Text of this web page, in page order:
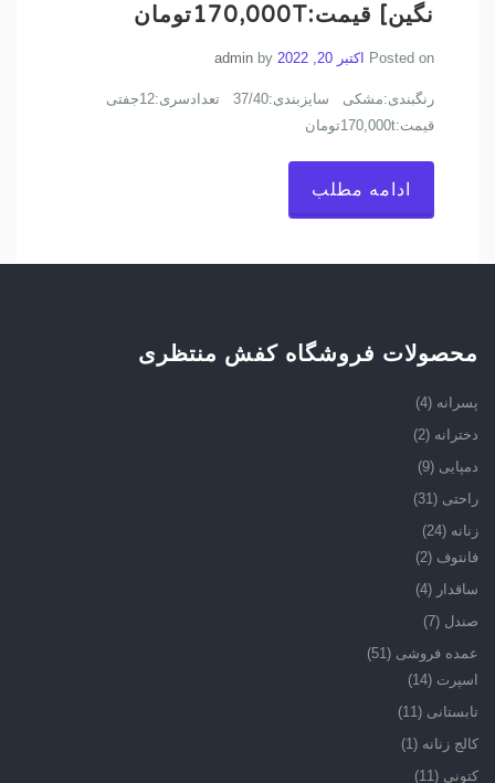
نگین] قیمت:170,000Tتومان
Posted on اکتبر 20, 2022 admin
رنگبندی:مشکی سایزبندی:37/40 تعدادسری:12جفتی
قیمت:170,000tتومان
ادامه مطلب
محصولات فروشگاه کفش منتظری
پسرانه (4)
دخترانه (2)
دمپایی (9)
راحتی (31)
زنانه (24)
فانتوف (2)
ساقدار (4)
صندل (7)
عمده فروشی (51)
اسپرت (14)
تابستانی (11)
کالج زنانه (1)
کتونی (11)